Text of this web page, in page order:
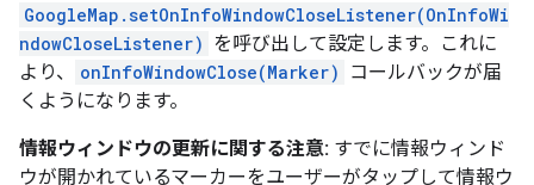
GoogleMap.setOnInfoWindowCloseListener(OnInfoWi
ndowCloseListener) を呼び出して設定します。これに
より、
onInfoWindowClose(Marker)
コールバックが届
くようになります。
情報ウィンドウの更新に関する注意: すでに情報ウィンド
ウが開かれているマーカーをユーザーがタップして情報ウ